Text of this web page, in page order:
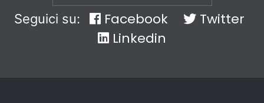
Seguici su: Facebook
Twitter
Linkedin